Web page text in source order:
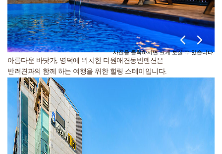
아름다운 바닷가, 영덕에 위치한 더원애견동반펜션은
반려견과의 함께 하는 여행을 위한 힐링 스테이입니다.
사진을 클릭하시면 크게 보실 수 있습니다.